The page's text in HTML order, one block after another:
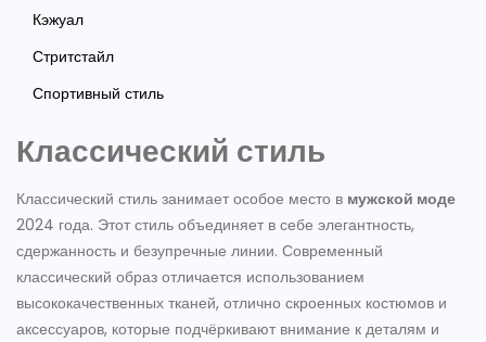
Кэжуал
Стритстайл
Спортивный стиль
Классический стиль
Классический стиль занимает особое место в мужской моде
2024 года. Этот стиль объединяет в себе элегантность,
сдержанность и безупречные линии. Современный
классический образ отличается использованием
высококачественных тканей, отлично скроенных костюмов и
аксессуаров, которые подчёркивают внимание к деталям и